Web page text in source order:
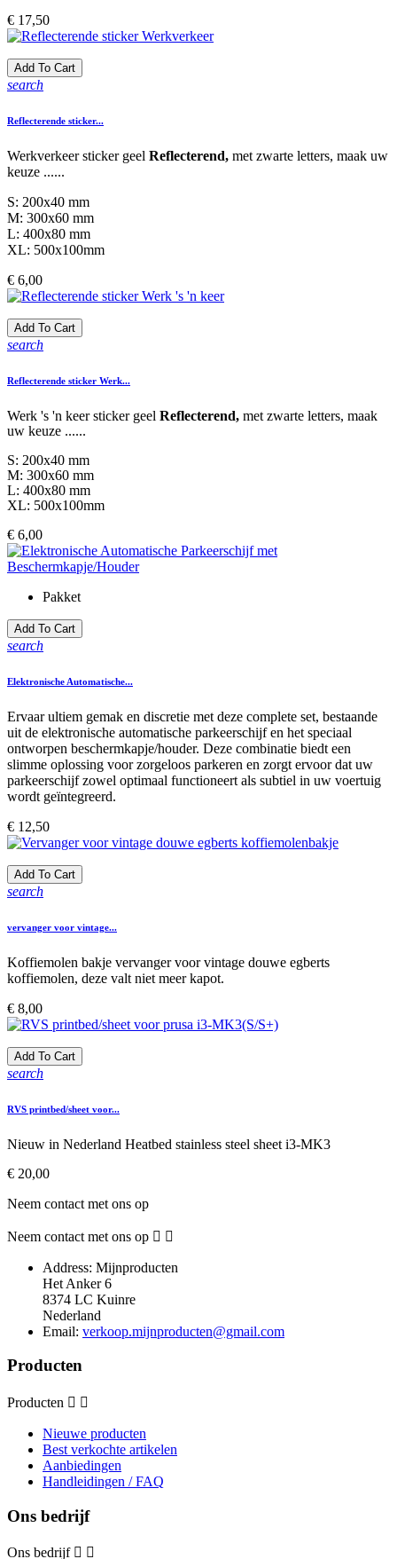
Prijs
€ 17,50
Add To Cart
search
Reflecterende sticker...
Werkverkeer sticker geel Reflecterend, met zwarte letters, maak uw
keuze ......
S: 200x40 mm
M: 300x60 mm
L: 400x80 mm
XL: 500x100mm
Prijs
€ 6,00
Add To Cart
search
Reflecterende sticker Werk...
Werk 's 'n keer sticker geel Reflecterend, met zwarte letters, maak
uw keuze ......
S: 200x40 mm
M: 300x60 mm
L: 400x80 mm
XL: 500x100mm
Prijs
€ 6,00
Pakket
Add To Cart
search
Elektronische Automatische...
Ervaar ultiem gemak en discretie met deze complete set, bestaande
uit de elektronische automatische parkeerschijf en het speciaal
ontworpen beschermkapje/houder. Deze combinatie biedt een
slimme oplossing voor zorgeloos parkeren en zorgt ervoor dat uw
parkeerschijf zowel optimaal functioneert als subtiel in uw voertuig
wordt geïntegreerd.
Prijs
€ 12,50
Add To Cart
search
vervanger voor vintage...
Koffiemolen bakje vervanger voor vintage douwe egberts
koffiemolen, deze valt niet meer kapot.
Prijs
€ 8,00
Add To Cart
search
RVS printbed/sheet voor...
Nieuw in Nederland Heatbed stainless steel sheet i3-MK3
Prijs
€ 20,00
Neem contact met ons op
Neem contact met ons op  
Address: Mijnproducten
Het Anker 6
8374 LC Kuinre
Nederland
Email: verkoop.mijnproducten@gmail.com
Producten
Producten  
Nieuwe producten
Best verkochte artikelen
Aanbiedingen
Handleidingen / FAQ
Ons bedrijf
Ons bedrijf  